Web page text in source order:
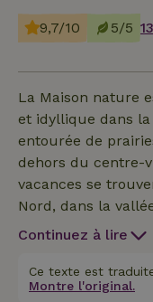
9,7/10 5/5
La Maison nature
et idyllique dans
entourée de
dehors du centre-
vacances se
Nord, dans la
Haute Route de la
nature, les
la vue sur la belle
Continuez à lire
Ce texte est
Montre l'original.